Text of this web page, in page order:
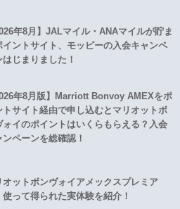
年8月】JALマイル・ANAマイルが貯ま
イントサイト、モッピーの入会キャンペ
はじまりました！
年8月版】Marriott Bonvoy AMEXをポ
トサイト経由で申し込むとマリオットボ
ォイのポイントはいくらもらえる？入会
ンペーンを総確認！
オットボンヴォイアメックスプレミア
使って得られた実体験を紹介！